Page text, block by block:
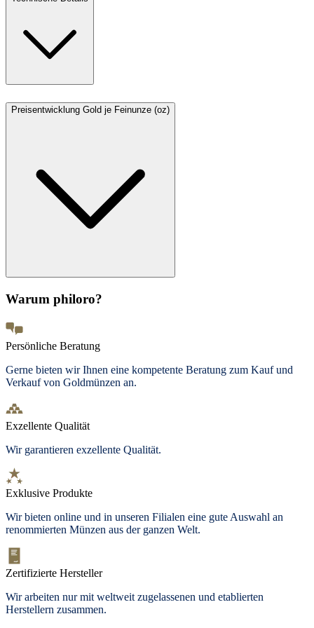
Preisentwicklung Gold je Feinunze (oz)
Warum philoro?
Persönliche Beratung
Gerne bieten wir Ihnen eine kompetente Beratung zum Kauf und
Verkauf von Goldmünzen an.
Exzellente Qualität
Wir garantieren exzellente Qualität.
Exklusive Produkte
Wir bieten online und in unseren Filialen eine gute Auswahl an
renommierten Münzen aus der ganzen Welt.
Zertifizierte Hersteller
Wir arbeiten nur mit weltweit zugelassenen und etablierten
Herstellern zusammen.